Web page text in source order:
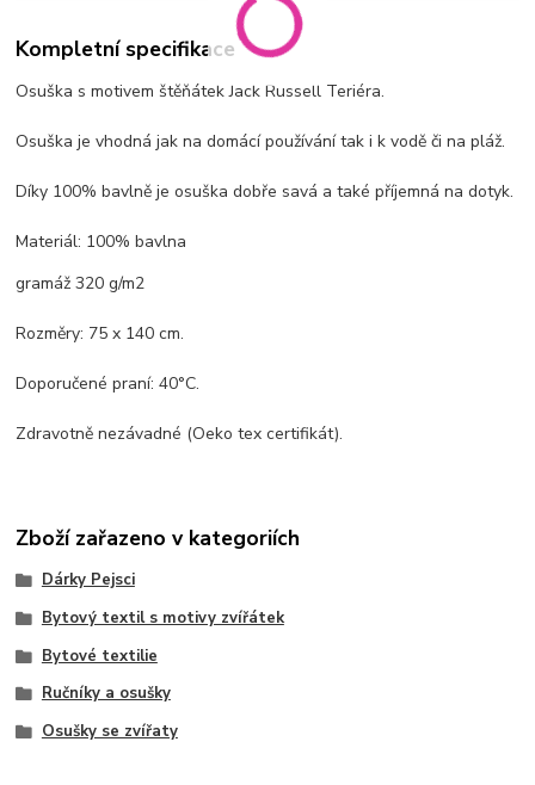
Kompletní specifikace
Osuška s motivem štěňátek Jack Russell Teriéra.
Osuška je vhodná jak na domácí používání tak i k vodě či na pláž.
Díky 100% bavlně je osuška dobře savá a také příjemná na dotyk.
Materiál: 100% bavlna
gramáž 320 g/m2
Rozměry: 75 x 140 cm.
Doporučené praní: 40°C.
Zdravotně nezávadné (Oeko tex certifikát).
Zboží zařazeno v kategoriích
Dárky Pejsci
Bytový textil s motivy zvířátek
Bytové textilie
Ručníky a osušky
Osušky se zvířaty